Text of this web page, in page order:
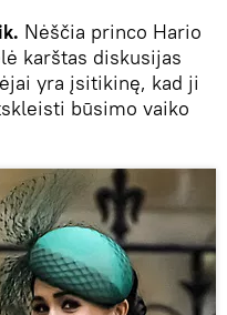
Nėščia princo Hario
karštas diskusijas
yra įsitikinę, kad ji
būsimo vaiko